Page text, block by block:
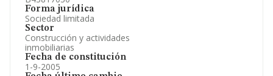
Forma jurídica
Sociedad limitada
Sector
Construcción y actividades
inmobiliarias
Fecha de constitución
1-9-2005